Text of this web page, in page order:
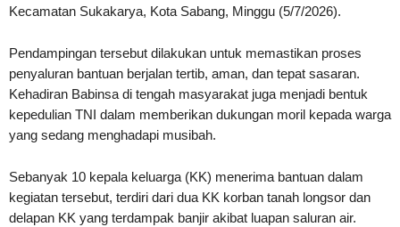
Kecamatan Sukakarya, Kota Sabang, Minggu (5/7/2026).
Pendampingan tersebut dilakukan untuk memastikan proses
penyaluran bantuan berjalan tertib, aman, dan tepat sasaran.
Kehadiran Babinsa di tengah masyarakat juga menjadi bentuk
kepedulian TNI dalam memberikan dukungan moril kepada warga
yang sedang menghadapi musibah.
Sebanyak 10 kepala keluarga (KK) menerima bantuan dalam
kegiatan tersebut, terdiri dari dua KK korban tanah longsor dan
delapan KK yang terdampak banjir akibat luapan saluran air.